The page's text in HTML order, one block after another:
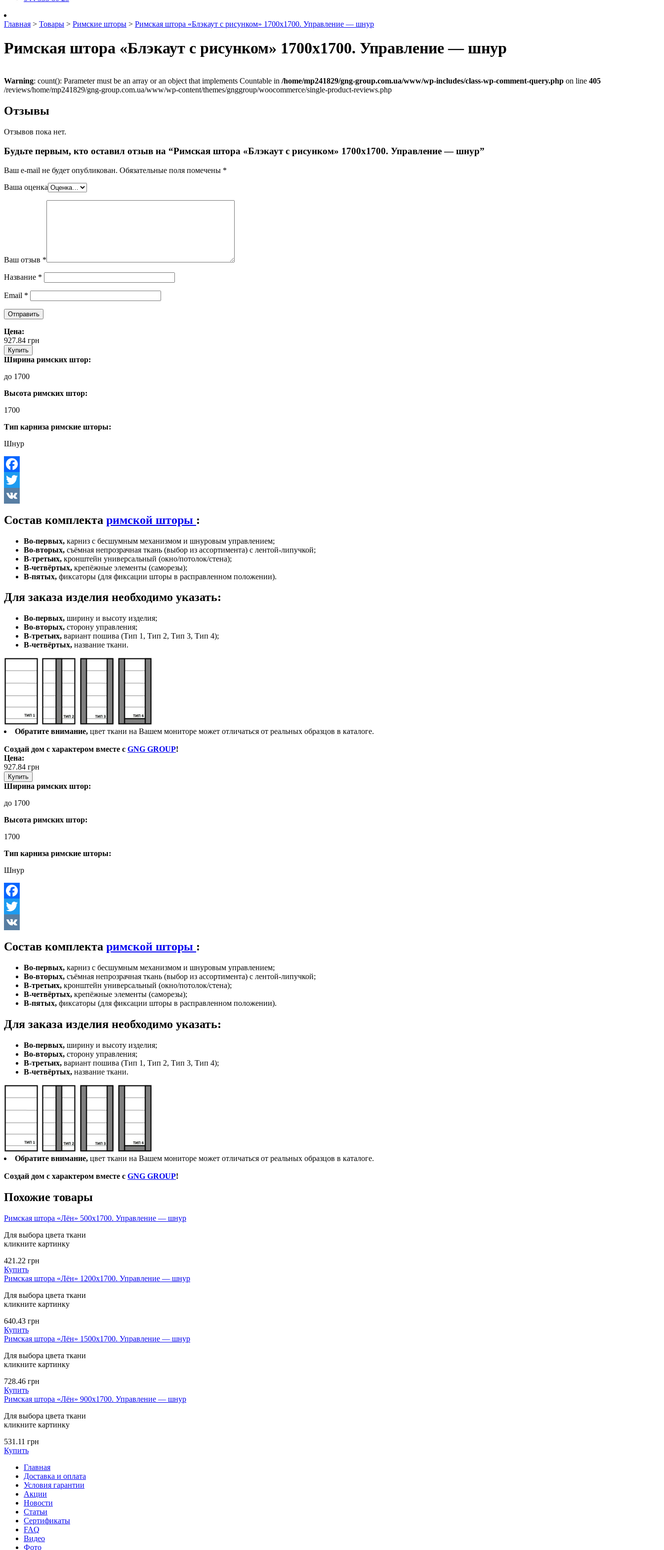
Главная > Товары > Римские шторы > Римская штора «Блэкаут с рисунком» 1700х1700. Управление — шнур
Римская штора «Блэкаут с рисунком» 1700х1700. Управление — шнур
Warning: count(): Parameter must be an array or an object that implements Countable in /home/mp241829/gng-group.com.ua/www/wp-includes/class-wp-comment-query.php on line 405
/reviews/home/mp241829/gng-group.com.ua/www/wp-content/themes/gnggroup/woocommerce/single-product-reviews.php
Отзывы
Отзывов пока нет.
Будьте первым, кто оставил отзыв на “Римская штора «Блэкаут с рисунком» 1700х1700. Управление — шнур”
Ваш e-mail не будет опубликован. Обязательные поля помечены *
Ваша оценка
Ваш отзыв *
Название *
Email *
Цена:
927.84 грн
Купить
Ширина римских штор:
до 1700
Высота римских штор:
1700
Тип карниза римские шторы:
Шнур
Facebook
Twitter
Состав комплекта римской шторы :
Во-первых, карниз с бесшумным механизмом и шнуровым управлением;
Во-вторых, съёмная непрозрачная ткань (выбор из ассортимента) с лентой-липучкой;
В-третьих, кронштейн универсальный (окно/потолок/стена);
В-четвёртых, крепёжные элементы (саморезы);
В-пятых, фиксаторы (для фиксации шторы в расправленном положении).
Для заказа изделия необходимо указать:
Во-первых, ширину и высоту изделия;
Во-вторых, сторону управления;
В-третьих, вариант пошива (Тип 1, Тип 2, Тип 3, Тип 4);
В-четвёртых, название ткани.
Обратите внимание, цвет ткани на Вашем мониторе может отличаться от реальных образцов в каталоге.
Создай дом с характером вместе с GNG GROUP!
Цена:
927.84 грн
Купить
Ширина римских штор:
до 1700
Высота римских штор:
1700
Тип карниза римские шторы:
Шнур
Facebook
Twitter
Состав комплекта римской шторы :
Во-первых, карниз с бесшумным механизмом и шнуровым управлением;
Во-вторых, съёмная непрозрачная ткань (выбор из ассортимента) с лентой-липучкой;
В-третьих, кронштейн универсальный (окно/потолок/стена);
В-четвёртых, крепёжные элементы (саморезы);
В-пятых, фиксаторы (для фиксации шторы в расправленном положении).
Для заказа изделия необходимо указать:
Во-первых, ширину и высоту изделия;
Во-вторых, сторону управления;
В-третьих, вариант пошива (Тип 1, Тип 2, Тип 3, Тип 4);
В-четвёртых, название ткани.
Обратите внимание, цвет ткани на Вашем мониторе может отличаться от реальных образцов в каталоге.
Создай дом с характером вместе с GNG GROUP!
Похожие товары
Римская штора «Лён» 500х1700. Управление — шнур
Для выбора цвета ткани
кликните картинку
421.22 грн
Купить
Римская штора «Лён» 1200х1700. Управление — шнур
Для выбора цвета ткани
кликните картинку
640.43 грн
Купить
Римская штора «Лён» 1500х1700. Управление — шнур
Для выбора цвета ткани
кликните картинку
728.46 грн
Купить
Римская штора «Лён» 900х1700. Управление — шнур
Для выбора цвета ткани
кликните картинку
531.11 грн
Купить
Главная
Доставка и оплата
Условия гарантии
Акции
Новости
Статьи
Сертификаты
FAQ
Видео
Фото